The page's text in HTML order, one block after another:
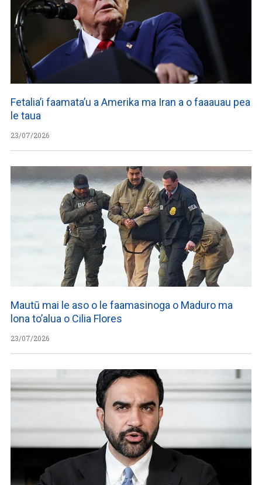
Fetalia’i faamata’u a Amerika ma Iran a o faaauau pea
le taua
23/07/2026
Mautū mai le aso o le faamasinoga o Maduro ma
lona to’alua o Cilia Flores
23/07/2026